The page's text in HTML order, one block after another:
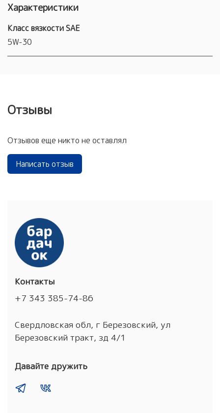
Характеристики
Класс вязкости SAE
5W-30
Отзывы
Отзывов еще никто не оставлял
Написать отзыв
Контакты
+7 343 385-74-86
Свердловская обл, г Березовский, ул
Березовский тракт, зд 4/1
Давайте дружить